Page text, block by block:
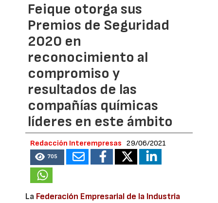
Feique otorga sus
Premios de Seguridad
2020 en
reconocimiento al
compromiso y
resultados de las
compañías químicas
líderes en este ámbito
Redacción Interempresas 29/06/2021
705
La Federación Empresarial de la Industria